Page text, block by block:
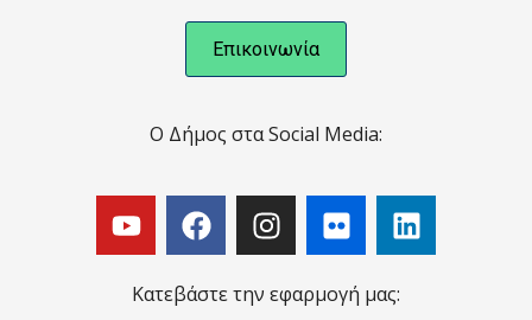
Επικοινωνία
Ο Δήμος στα Social Media:
Κατεβάστε την εφαρμογή μας: